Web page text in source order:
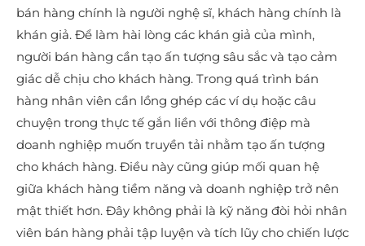
bán hàng chính là người nghệ sĩ, khách hàng chính là
khán giả. Để làm hài lòng các khán giả của mình,
người bán hàng cần tạo ấn tượng sâu sắc và tạo cảm
giác dễ chịu cho khách hàng. Trong quá trình bán
hàng nhân viên cần lồng ghép các ví dụ hoặc câu
chuyện trong thực tế gắn liền với thông điệp mà
doanh nghiệp muốn truyền tải nhằm tạo ấn tượng
cho khách hàng. Điều này cũng giúp mối quan hệ
giữa khách hàng tiềm năng và doanh nghiệp trở nên
mật thiết hơn. Đây không phải là kỹ năng đòi hỏi nhân
viên bán hàng phải tập luyện và tích lũy cho chiến lược